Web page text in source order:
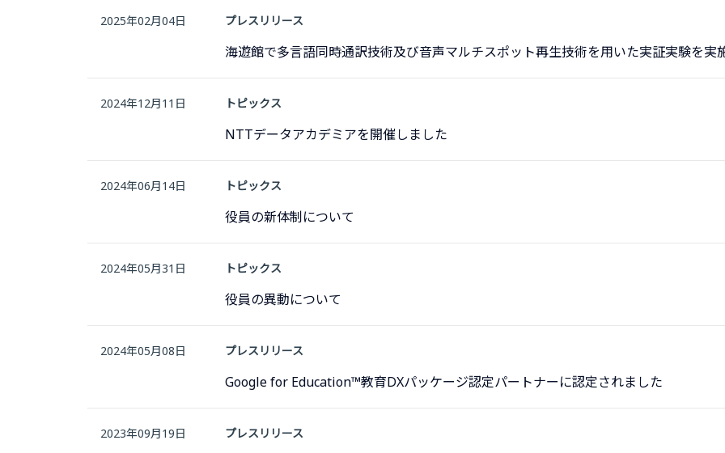
2025年02月04日 プレスリリース
海遊館で多言語同時通訳技術及び音声マルチスポット再生技術を用いた実証実験を実
2024年12月11日 トピックス
NTTデータアカデミアを開催しました
2024年06月14日 トピックス
役員の新体制について
2024年05月31日 トピックス
役員の異動について
2024年05月08日 プレスリリース
Google for Education™教育DXパッケージ認定パートナーに認定されました
2023年09月19日 プレスリリース